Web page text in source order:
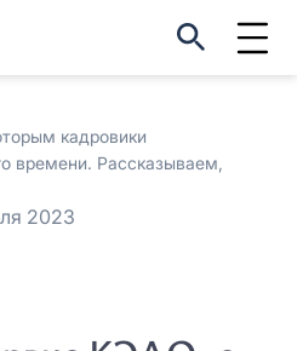
кадровики
времени. Рассказываем,
2023
заявку
в ближайшее
в реальном